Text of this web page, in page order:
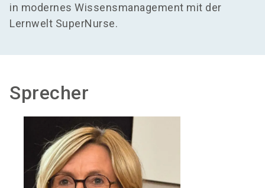
in modernes Wissensmanagement mit der
Lernwelt SuperNurse.
Sprecher